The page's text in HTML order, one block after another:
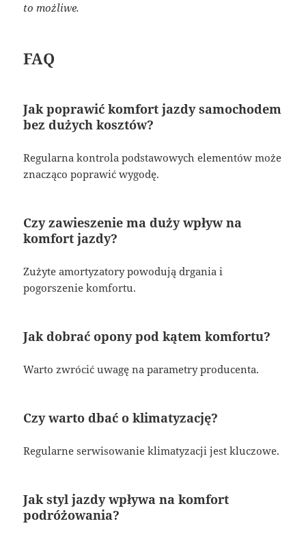
to możliwe.
FAQ
Jak poprawić komfort jazdy samochodem
bez dużych kosztów?
Regularna kontrola podstawowych elementów może
znacząco poprawić wygodę.
Czy zawieszenie ma duży wpływ na
komfort jazdy?
Zużyte amortyzatory powodują drgania i
pogorszenie komfortu.
Jak dobrać opony pod kątem komfortu?
Warto zwrócić uwagę na parametry producenta.
Czy warto dbać o klimatyzację?
Regularne serwisowanie klimatyzacji jest kluczowe.
Jak styl jazdy wpływa na komfort
podróżowania?